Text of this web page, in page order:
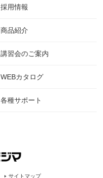
採用情報
商品紹介
講習会のご案内
WEBカタログ
各種サポート
サイトマップ